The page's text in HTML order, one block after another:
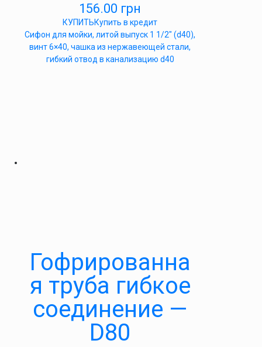
156.00 грн
КУПИТЬКупить в кредит
Сифон для мойки, литой выпуск 1 1/2″ (d40),
винт 6×40, чашка из нержавеющей стали,
гибкий отвод в канализацию d40
Гофрированна
я труба гибкое
соединение —
D80